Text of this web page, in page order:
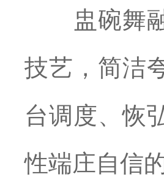
盅碗舞融
技艺，简洁
台调度、恢
性端庄自信